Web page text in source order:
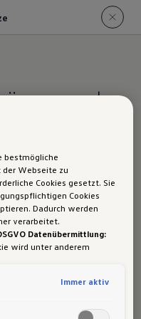
nach
Ihr
Frust nach
Ihres
Sie über
bestmögliche
Webseite zu
Cookies gesetzt. Sie
Cookies
Dadurch werden
verarbeitet.
Datenübermittlung:
wird unter anderem
die Google LLC) weitergibt.
Immer aktiv